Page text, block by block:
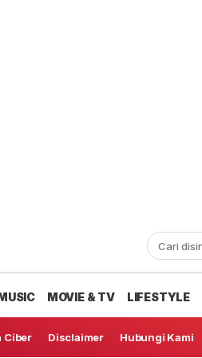
MOVIE & TV LIFESTYLE
Ciber Disclaimer Hubungi Kami